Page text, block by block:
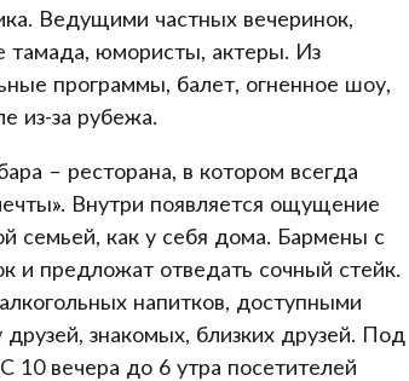
Ведущими частных вечеринок,
тамада, юмористы, актеры. Из
программы, балет, огненное шоу,
из-за рубежа.
– ресторана, в котором всегда
Внутри появляется ощущение
семьей, как у себя дома. Бармены с
и предложат отведать сочный стейк.
напитков, доступными
знакомых, близких друзей. Под
10 вечера до 6 утра посетителей